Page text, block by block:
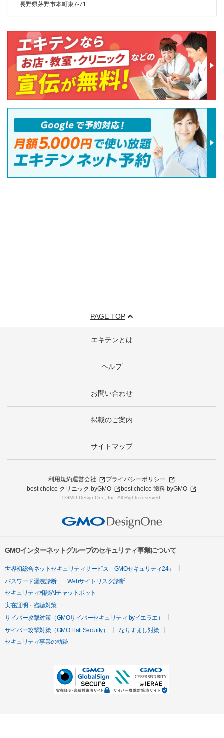
長野県茅野市本町東7-71
PAGE TOP
エキテンとは
ヘルプ
お問い合わせ
掲載のご案内
サイトマップ
利用規約運営会社
プライバシーポリシー
best choice クリニック byGMO
best choice 歯科 byGMO
©GMO DesignOne, Inc. All Rights reserved.
GMOインターネットグループのセキュリティ事業について
世界初総合ネットセキュリティサービス「GMOセキュリティ24」
パスワード漏洩診断
Webサイトリスク診断
セキュリティ相談AIチャットボット
実在証明・盗聴対策
サイバー攻撃対策（GMOサイバーセキュリティ byイエラエ）
サイバー攻撃対策（GMO Flatt Security）
なりすまし対策
セキュリティ事業の軌跡